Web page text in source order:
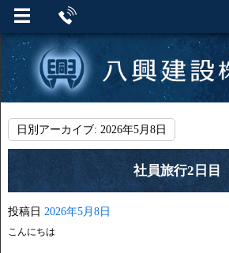
日別アーカイブ: 2026年5月8日
社員旅行2日目
投稿日 2026年5月8日
こんにちは